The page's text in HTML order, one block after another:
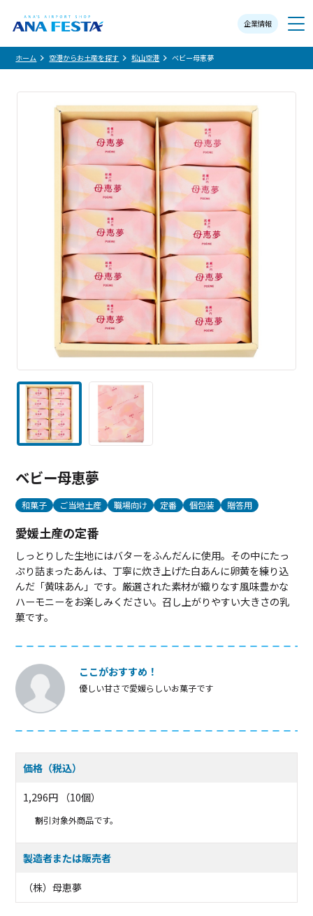
企業情報
メニュー
ホーム 空港からお土産を探す 松山空港 ベビー母恵夢
ベビー母恵夢
和菓子 ご当地土産 職場向け 定番 個包装 贈答用
愛媛土産の定番
しっとりした生地にはバターをふんだんに使用。その中にたっ
ぷり詰まったあんは、丁寧に炊き上げた白あんに卵黄を練り込
んだ「黄味あん」です。厳選された素材が織りなす風味豊かな
ハーモニーをお楽しみください。召し上がりやすい大きさの乳
菓です。
ここがおすすめ！
優しい甘さで愛媛らしいお菓子です
価格（税込）
1,296円 （10個）
割引対象外商品です。
製造者または販売者
（株）母恵夢